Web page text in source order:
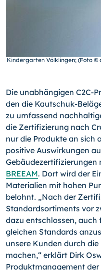
Kindergarten Völklingen; (Foto
Die unabhängigen C2C-
den die Kautschuk-
zu umfassend
die Zertifizierung nach
nur die Produkte an sich
positive Auswirkungen
Gebäudezertifizierungen
BREEAM. Dort wird der
Materialien mit hohen
belohnt. „Nach der
Standardsortiments vor
dazu entschlossen, auch
gleichen Standards
unsere Kunden durch
machen,“ erklärt Dirk
Produktmanagement